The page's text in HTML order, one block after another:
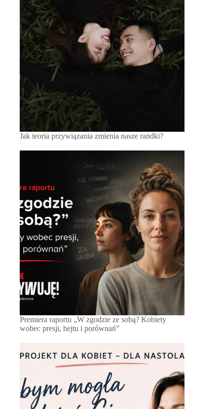
Jak teoria przywiązania zmienia nasze randki?
Premiera raportu „W zgodzie ze sobą? Kobiety
wobec presji, hejtu i porównań”